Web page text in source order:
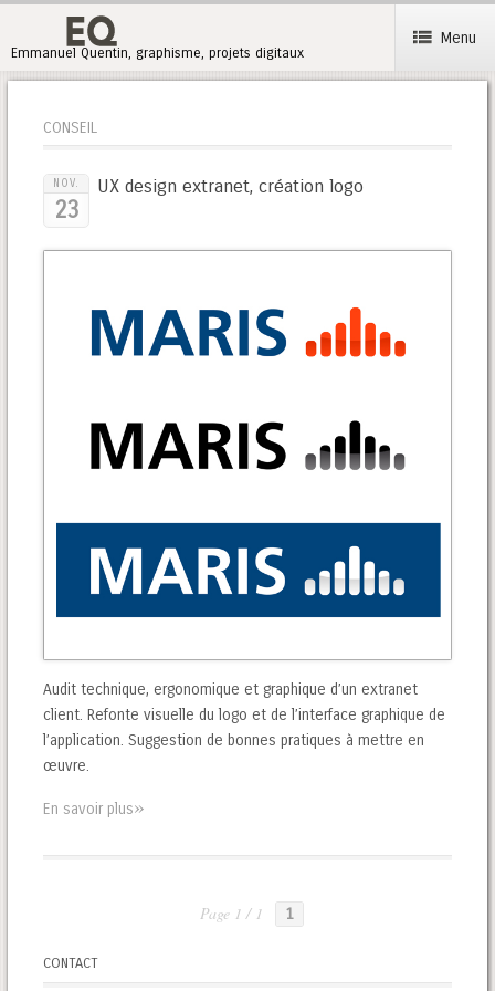
Emmanuel Quentin, graphisme, projets digitaux
Menu
CONSEIL
NOV.
23
UX design extranet, création logo
Audit technique, ergonomique et graphique d’un extranet
client. Refonte visuelle du logo et de l’interface graphique de
l’application. Suggestion de bonnes pratiques à mettre en
œuvre.
En savoir plus»
Page 1 / 1 1
CONTACT